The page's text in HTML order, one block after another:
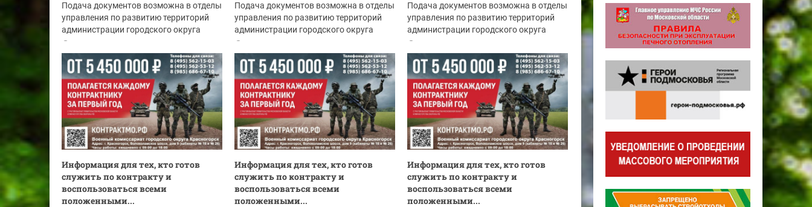
Подача документов возможна в отделы
управления по развитию территорий
администрации городского округа
Красногорск:
Подача документов возможна в отделы
управления по развитию территорий
администрации городского округа
Красногорск:
Подача документов возможна в отделы
управления по развитию территорий
администрации городского округа
Красногорск:
Информация для тех, кто готов
служить по контракту и
воспользоваться всеми
положенными...
Информация для тех, кто готов
служить по контракту и
воспользоваться всеми
положенными...
Информация для тех, кто готов
служить по контракту и
воспользоваться всеми
положенными...